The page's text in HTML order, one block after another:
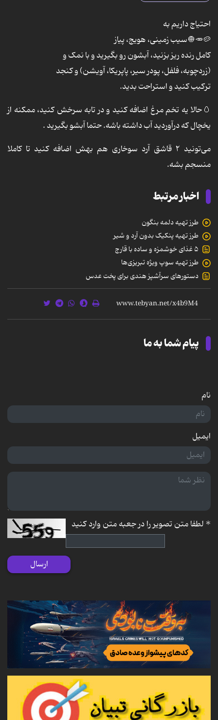
احتیاج داریم به
🥔🥕🧅سیب زمینی، هویج، پیاز
کامل رنده ریز بزنید، آبشون رو بگیرید و با نمک و
(زردچوبه، فلفل، پودر سیر، پاپریکا، آویشن) و کنجد
ترکیب کنید و استراحت بدید.
🥚حالا یه تخم مرغ اضافه کنید و در تابه سرخش کنید، ممکنه از
یخچال که درآوردید آب داشته باشه. حتما آبشو بگیرید .
می‌تونید ۲ قاشق آرد سوخاری هم بهش اضافه کنید تا کاملا
منسجم بشه.
اخبار مرتبط
طرز تهیه دلمه بنگون
طرز تهیه پنکیک بدون آرد و شیر
۵ غذای خوشمزه و ساده با قارچ
طرز تهیه سوپ ویژه تبریزی‌ها
دستورهای سرآشپز هندی برای پخت عدس
پیام شما به ما
نام
ایمیل
*لطفا متن تصویر را در جعبه متن وارد کنید
ارسال